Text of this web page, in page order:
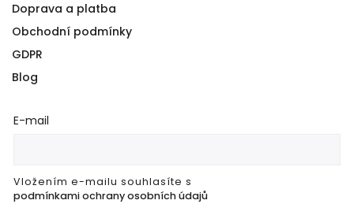
Doprava a platba
Obchodní podmínky
GDPR
Blog
E-mail
Vložením e-mailu souhlasíte s
podmínkami ochrany osobních údajů